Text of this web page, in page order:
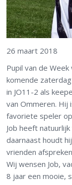
26 maart 2018
Pupil van de
komende
in JO11-2 als
van Ommeren. Hij
favoriete speler
Job heeft
daarnaast houdt
vrienden
Wij wensen Job,
8 jaar een mooie,